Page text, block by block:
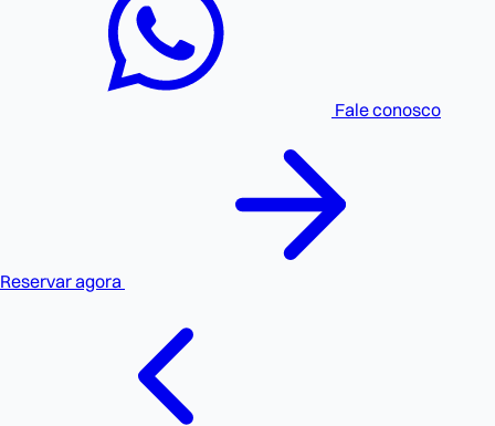
Fale conosco
Reservar agora